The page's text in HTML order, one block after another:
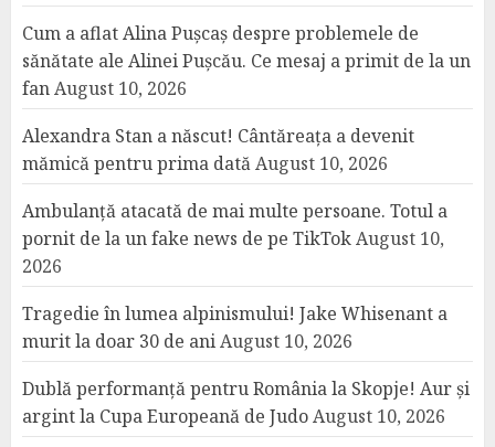
Cum a aflat Alina Pușcaș despre problemele de
sănătate ale Alinei Pușcău. Ce mesaj a primit de la un
fanAugust 10, 2026
Alexandra Stan a născut! Cântăreața a devenit
mămică pentru prima datăAugust 10, 2026
Ambulanță atacată de mai multe persoane. Totul a
pornit de la un fake news de pe TikTokAugust 10,
2026
Tragedie în lumea alpinismului! Jake Whisenant a
murit la doar 30 de aniAugust 10, 2026
Dublă performanță pentru România la Skopje! Aur și
argint la Cupa Europeană de JudoAugust 10, 2026